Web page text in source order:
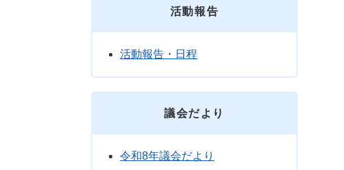
活動報告
活動報告・日程
議会だより
令和8年議会だより